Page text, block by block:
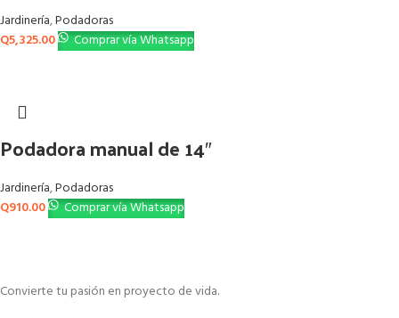
Jardinería,Podadoras
Q5,325.00 Comprar vía Whatsapp
Podadora manual de 14″
Jardinería,Podadoras
Q910.00 Comprar vía Whatsapp
Convierte tu pasión en proyecto de vida.